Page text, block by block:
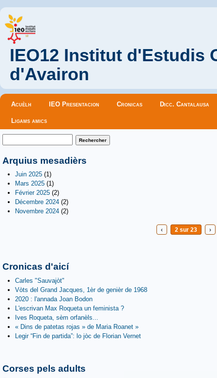
IEO12 Institut d'Estudis
d'Avairon
Menu principal
Acuèlh IEO Presentacion Cronicas Dicc. Cantalausa
Ligams amics
Formulaire de recherche
Arquius mesadièrs
Juin 2025 (1)
Mars 2025 (1)
Février 2025 (2)
Décembre 2024 (2)
Novembre 2024 (2)
‹ 2 sur 23 ›
Cronicas d'aicí
Carles "Sauvajòt"
Vòts del Grand Jacques, 1èr de genièr de 1968
2020 : l'annada Joan Bodon
L'escrivan Max Roqueta un feminista ?
Ives Roqueta, sèm orfanèls...
« Dins de patetas rojas » de Maria Roanet »
Legir “Fin de partida”: lo jòc de Florian Vernet
Corses pels adults